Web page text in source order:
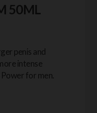
50ML
penis and
intense
for men.